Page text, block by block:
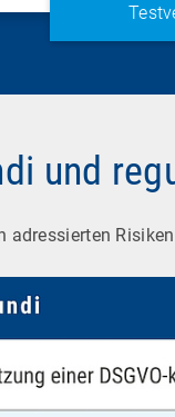
und
adressierten